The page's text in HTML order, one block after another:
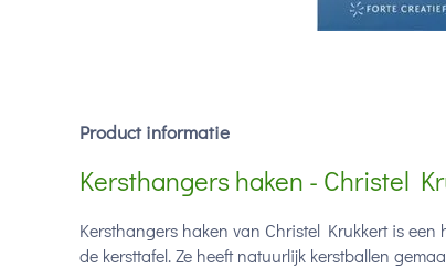
Product informatie
Kersthangers haken - Christel
Kersthangers haken van Christel Krukkert is
de kersttafel. Ze heeft natuurlijk kerstballen